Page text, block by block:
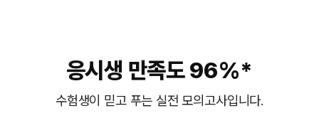
응시생 만족도 96%*
수험생이 믿고 푸는 실전 모의고사입니다.